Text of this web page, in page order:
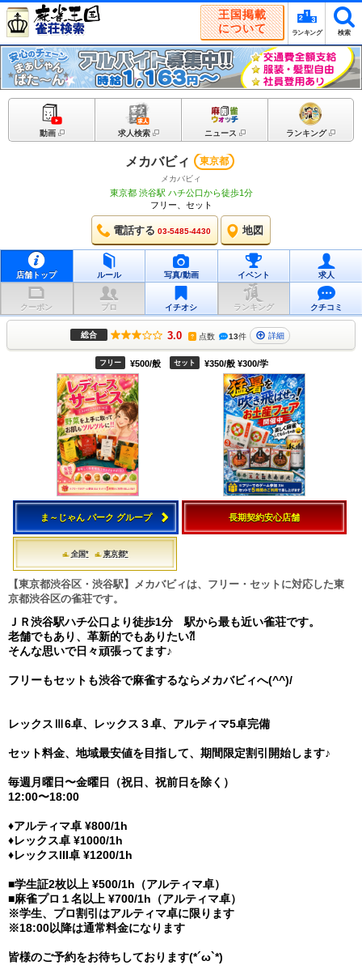
王国掲載
について
ランキング 検索
動画 求人検索 ニュース ランキング
メカバビィ 東京都
メカバビィ
東京都 渋谷駅 ハチ公口から徒歩1分
フリー、セット
電話する 03-5485-4430 地図
店舗トップ ルール 写真/動画 イベント 求人
クーポン プロ イチオシ ランキング クチコミ
総合 3.0 ? 点数 13件 詳細
フリー ¥500/般 セット ¥350/般 ¥300/学
ま～じゃん パーク グループ 長期契約安心店舗
全国* 東京都*
【東京都渋谷区・渋谷駅】メカバビィは、フリー・セットに対応した東
京都渋谷区の雀荘です。
ＪＲ渋谷駅ハチ公口より徒歩1分 駅から最も近い雀荘です。
老舗でもあり、革新的でもありたい⁈
そんな思いで日々頑張ってます♪
フリーもセットも渋谷で麻雀するならメカバビィへ(^^)/
レックスⅢ6卓、レックス３卓、アルティマ5卓完備
セット料金、地域最安値を目指して、期間限定割引開始します♪
毎週月曜日〜金曜日（祝日、祝前日を除く）
12:00〜18:00
♦︎アルティマ卓 ¥800/1h
♦︎レックス卓 ¥1000/1h
♦︎レックスIII卓 ¥1200/1h
■学生証2枚以上 ¥500/1h（アルティマ卓）
■麻雀プロ１名以上 ¥700/1h（アルティマ卓）
※学生、プロ割引はアルティマ卓に限ります
※18:00以降は通常料金になります
皆様のご予約をお待ちしております(*´ω`*)